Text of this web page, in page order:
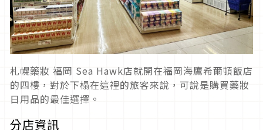
札幌藥妝 福岡 Sea Hawk店就開在福岡海鷹希爾頓飯店
的四樓，對於下榻在這裡的旅客來說，可說是購買藥妝
日用品的最佳選擇。
分店資訊